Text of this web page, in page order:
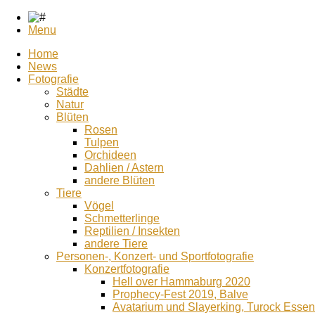
Menu
Home
News
Fotografie
Städte
Natur
Blüten
Rosen
Tulpen
Orchideen
Dahlien / Astern
andere Blüten
Tiere
Vögel
Schmetterlinge
Reptilien / Insekten
andere Tiere
Personen-, Konzert- und Sportfotografie
Konzertfotografie
Hell over Hammaburg 2020
Prophecy-Fest 2019, Balve
Avatarium und Slayerking, Turock